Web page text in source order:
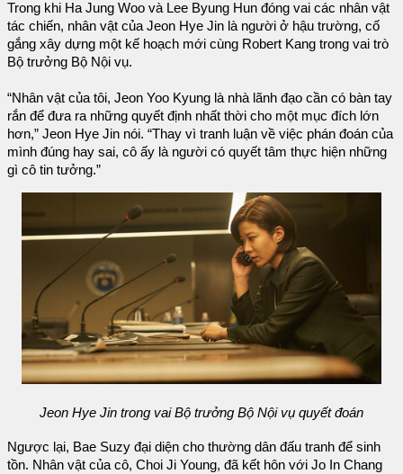
Trong khi Ha Jung Woo và Lee Byung Hun đóng vai các nhân vật
tác chiến, nhân vật của Jeon Hye Jin là người ở hậu trường, cố
gắng xây dựng một kế hoạch mới cùng Robert Kang trong vai trò
Bộ trưởng Bộ Nội vụ.
“Nhân vật của tôi, Jeon Yoo Kyung là nhà lãnh đạo cần có bàn tay
rắn để đưa ra những quyết định nhất thời cho một mục đích lớn
hơn,” Jeon Hye Jin nói. “Thay vì tranh luận về việc phán đoán của
mình đúng hay sai, cô ấy là người có quyết tâm thực hiện những
gì cô tin tưởng.”
Jeon Hye Jin trong vai Bộ trưởng Bộ Nội vụ quyết đoán
Ngược lại, Bae Suzy đại diện cho thường dân đấu tranh để sinh
tồn. Nhân vật của cô, Choi Ji Young, đã kết hôn với Jo In Chang